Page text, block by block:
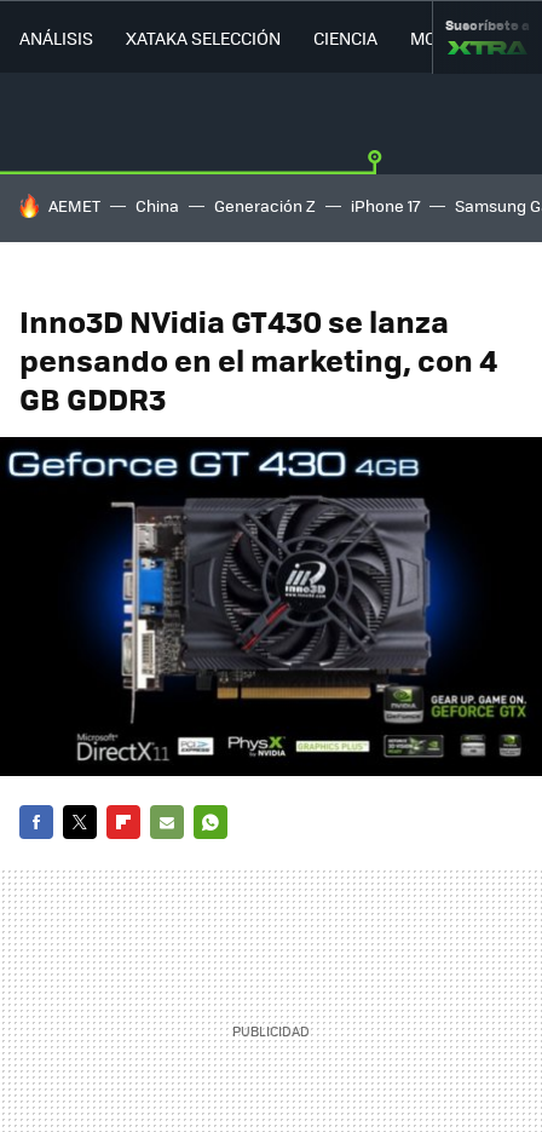
ANÁLISIS XATAKA SELECCIÓN CIENCIA MOVILIDAD
Suscríbete a
HOY SE HABLA DE
AEMET China Generación Z iPhone 17 Samsung
Inno3D NVidia GT430 se lanza
pensando en el marketing, con 4
GB GDDR3
MAIL